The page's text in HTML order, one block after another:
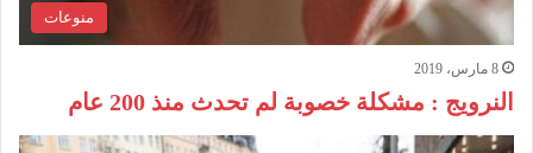
منوعات
8 مارس، 2019
النرويج : مشكلة خصوبة لم تحدث منذ 200 عام